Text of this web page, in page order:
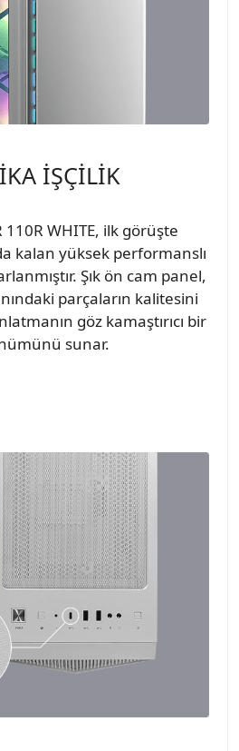
İŞÇİLİK
110R WHITE, ilk görüşte
kalan yüksek performanslı
Şık ön cam panel,
parçaların kalitesini
göz kamaştırıcı bir
sunar.